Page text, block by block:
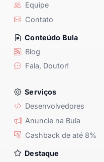
Equipe
Contato
Conteúdo Bula
Blog
Fala, Doutor!
Serviços
Desenvolvedores
Anuncie na Bula
Cashback de até 8%
Destaque